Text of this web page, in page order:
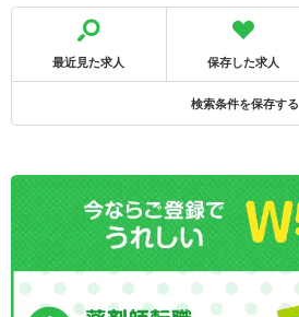
最近見た求人 保存した求人
検索条件を保存する